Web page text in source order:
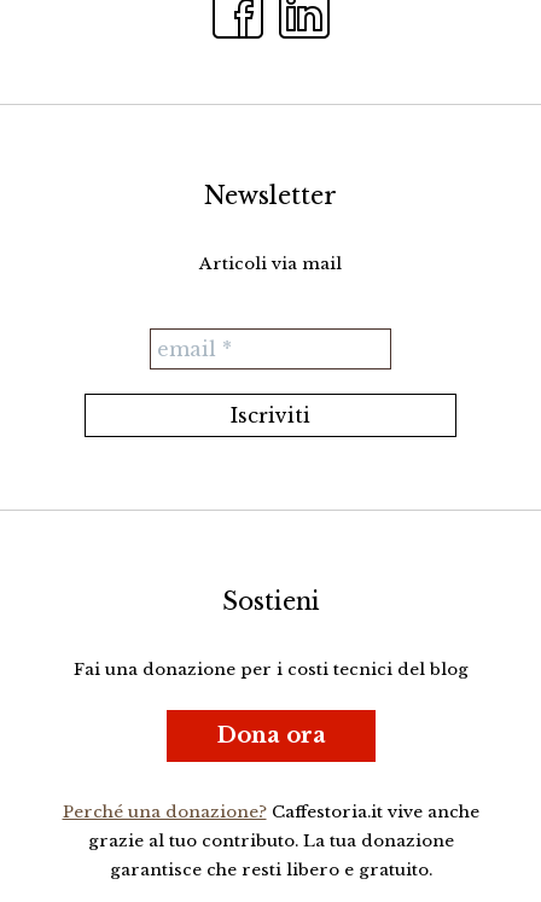
Newsletter
Articoli via mail
Sostieni
Fai una donazione per i costi tecnici del blog
Dona ora
Perché una donazione?Caffestoria.it vive anche
grazie al tuo contributo. La tua donazione
garantisce che resti libero e gratuito.